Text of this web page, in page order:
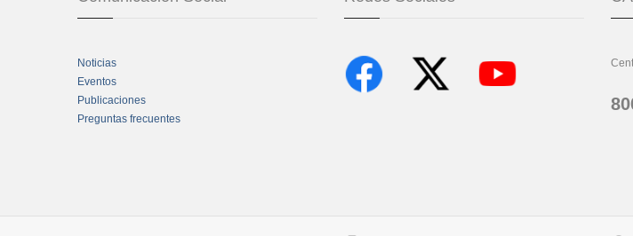
Noticias
Eventos
Publicaciones
Preguntas frecuentes